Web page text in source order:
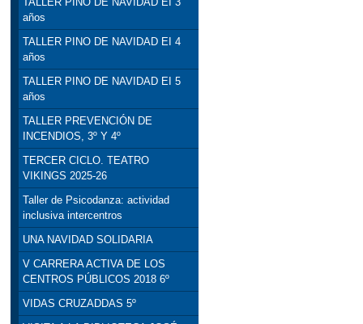
años
TALLER PINO DE NAVIDAD EI 4
años
TALLER PINO DE NAVIDAD EI 5
años
TALLER PREVENCIÓN DE
INCENDIOS, 3º Y 4º
TERCER CICLO. TEATRO
VIKINGS 2025-26
Taller de Psicodanza: actividad
inclusiva intercentros
UNA NAVIDAD SOLIDARIA
V CARRERA ACTIVA DE LOS
CENTROS PÚBLICOS 2018 6º
VIDAS CRUZADDAS 5º